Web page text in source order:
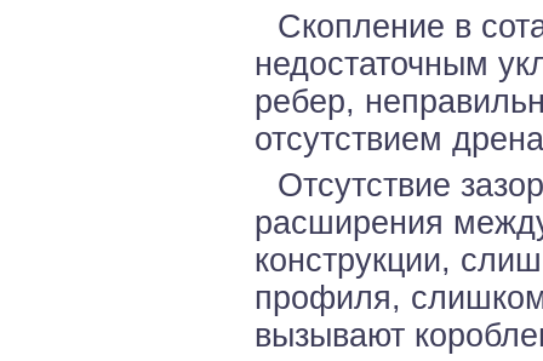
Скопление в
недостаточным
ребер,
отсутствием
Отсутствие
расширения
конструкции,
профиля,
вызывают